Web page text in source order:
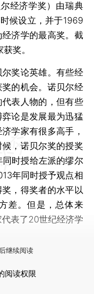
经济学奖）由瑞典
候设立，并于1969
济学的最高奖。截
奖。
奖论英雄。有些经
的机会。诺贝尔经
表人物的，但有些
论是发展最为迅猛
学家有很多高手，
，诺贝尔奖的授奖
时授给左派的缪尔
年同时授予观点相
，得奖者的水平以
差。但是，总体来
表了20世纪经济学
继续阅读
阅读权限